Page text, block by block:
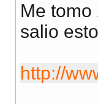
Me tomo
salio
http://